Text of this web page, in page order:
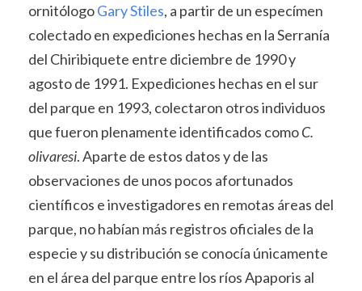
ornitólogoGary Stiles, a partir de un especímen
colectado en expediciones hechas en la Serranía
del Chiribiquete entre diciembre de 1990 y
agosto de 1991. Expediciones hechas en el sur
del parque en 1993, colectaron otros individuos
que fueron plenamente identificados comoC.
olivaresi. Aparte de estos datos y de las
observaciones de unos pocos afortunados
científicos e investigadores en remotas áreas del
parque, no habían más registros oficiales de la
especie y su distribución se conocía únicamente
en el área del parque entre los ríos Apaporis al